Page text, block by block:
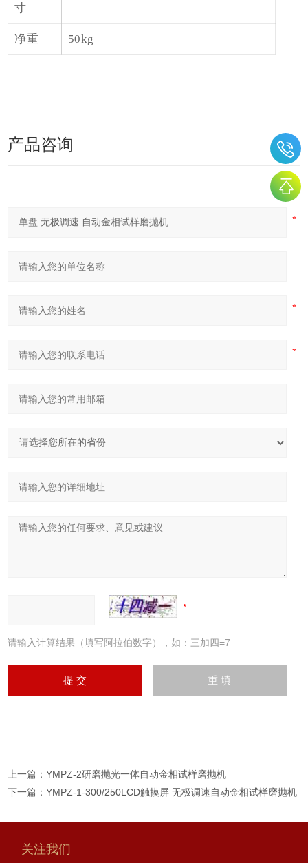
寸
净重 50kg
产品咨询
请输入计算结果（填写阿拉伯数字），如：三加四=7
上一篇：YMPZ-2研磨抛光一体自动金相试样磨抛机
下一篇：YMPZ-1-300/250LCD触摸屏 无极调速自动金相试样磨抛机
关注我们